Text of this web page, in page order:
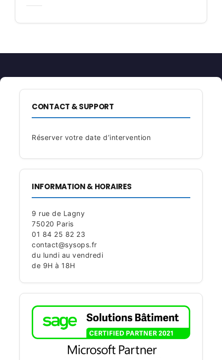
CONTACT & SUPPORT
Réserver votre date d’intervention
INFORMATION & HORAIRES
9 rue de Lagny
75020 Paris
01 84 25 82 23
contact@sysops.fr
du lundi au vendredi
de 9H à 18H